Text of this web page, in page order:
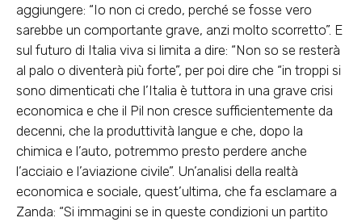
aggiungere: “Io non ci credo, perché se fosse vero
sarebbe un comportante grave, anzi molto scorretto”. E
sul futuro di Italia viva si limita a dire: “Non so se resterà
al palo o diventerà più forte”, per poi dire che “in troppi si
sono dimenticati che l’Italia è tuttora in una grave crisi
economica e che il Pil non cresce sufficientemente da
decenni, che la produttività langue e che, dopo la
chimica e l’auto, potremmo presto perdere anche
l’acciaio e l’aviazione civile”. Un’analisi della realtà
economica e sociale, quest’ultima, che fa esclamare a
Zanda: “Si immagini se in queste condizioni un partito